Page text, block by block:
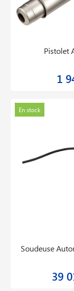
Pistolet
1
En stock
Soudeuse
39